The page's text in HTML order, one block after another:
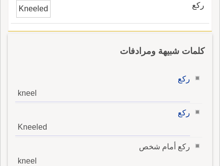
ركع Kneeled
كلمات شبيهة ومرادفات
ركع
kneel
ركع
Kneeled
ركع أمام شخص
kneel